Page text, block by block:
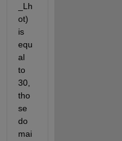
_Lh
ot)
is
equ
al
to
30,
tho
se
do
mai